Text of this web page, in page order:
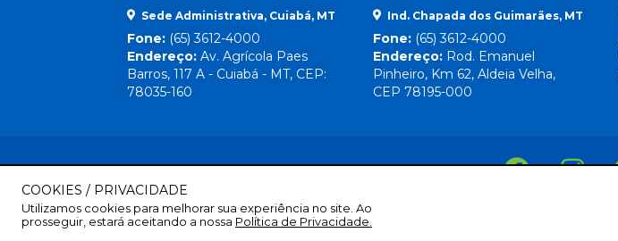
Sede Administrativa, Cuiabá, MT
Fone: (65) 3612-4000
Endereço: Av. Agrícola Paes
Barros, 117 A - Cuiabá - MT, CEP:
78035-160
Ind. Chapada dos Guimarães, MT
Fone: (65) 3612-4000
Endereço: Rod. Emanuel
Pinheiro, Km 62, Aldeia Velha,
CEP 78195-000
COOKIES / PRIVACIDADE
Utilizamos cookies para melhorar sua experiência no site. Ao
prosseguir, estará aceitando a nossa Política de Privacidade.